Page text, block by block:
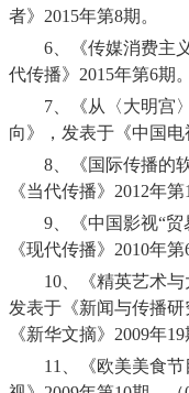
者》 2015年第8期。
6、
《传媒消费主
代传播》 2015年第6期。
7、
《从〈大明宫
向》，发表于《中国电
8、
《国际传播的
《当代传播》 2012年第1
9、
《中国影视“
《现代传播》 2010年第
10、
《精英艺术
发表于《新闻与传播研
《新华文摘》 2009年19
11、
《欧美美食